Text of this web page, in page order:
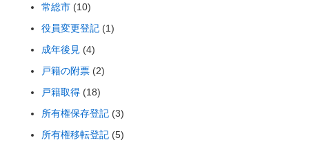
常総市 (10)
役員変更登記 (1)
成年後見 (4)
戸籍の附票 (2)
戸籍取得 (18)
所有権保存登記 (3)
所有権移転登記 (5)